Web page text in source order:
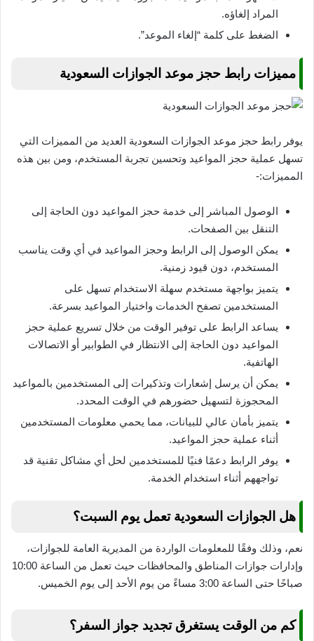
المراد إلغاؤه.
الضغط على كلمة “إلغاء الموعد”.
مميزات رابط حجز موعد الجوازات السعودية
يوفر رابط حجز موعد الجوازات السعودية العديد من المميزات التي
تسهل عملية حجز المواعيد وتحسين تجربة المستخدم، ومن بين هذه
المميزات:-
الوصول المباشر إلى خدمة حجز المواعيد دون الحاجة إلى
التنقل بين الصفحات.
يمكن الوصول إلى الرابط وحجز المواعيد في أي وقت يناسب
المستخدم، دون قيود زمنية.
يتميز بواجهة مستخدم سهلة الاستخدام تسهل على
المستخدمين تصفح الخدمات واختيار المواعيد بسرعة.
يساعد الرابط على توفير الوقت من خلال تسريع عملية حجز
المواعيد دون الحاجة إلى الانتظار في الطوابير أو الاتصالات
الهاتفية.
يمكن أن يرسل إشعارات وتذكيرات إلى المستخدمين بالمواعيد
المحجوزة لتسهيل حضورهم في الوقت المحدد.
يتميز بأمان عالي للبيانات، مما يحمي معلومات المستخدمين
أثناء عملية حجز المواعيد.
يوفر الرابط دعمًا فنيًا للمستخدمين لحل أي مشاكل تقنية قد
تواجههم أثناء استخدام الخدمة.
هل الجوازات السعودية تعمل يوم السبت؟
نعم، وذلك وفقًا للمعلومات الواردة من المديرية العامة للجوازات،
وإدارات جوازات المناطق والمحافظات حيث تعمل من الساعة 10:00
صباحًا حتى الساعة 3:00 مساءً من يوم الأحد إلى يوم الخميس.
كم من الوقت يستغرق تجديد جواز السفر؟